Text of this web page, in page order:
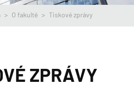
> O fakultě > Tiskové zprávy
ZPRÁVY